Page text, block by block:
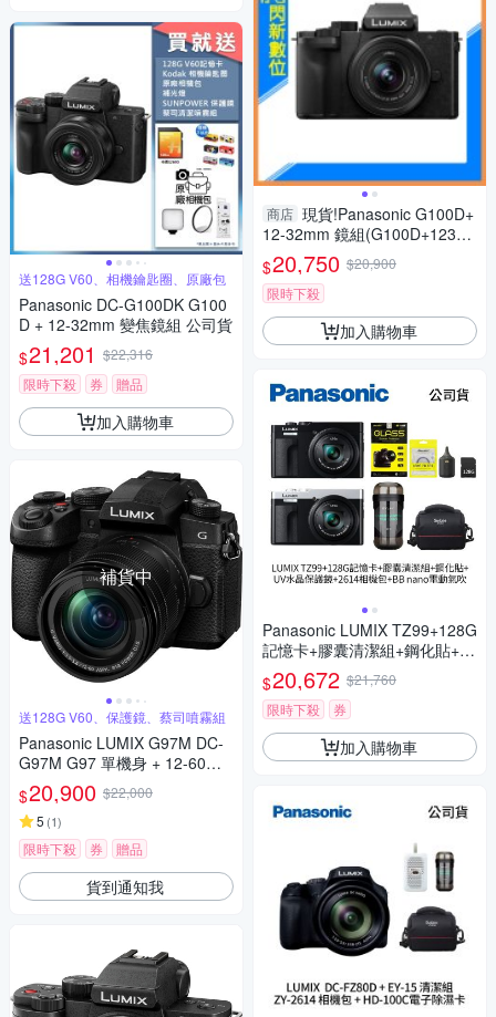
送128G V60、相機鑰匙圈、原廠包
Panasonic DC-G100DK G100
D + 12-32mm 變焦鏡組 公司貨
$21,201 $22,316
限時下殺
券 贈品
加入購物車
補貨中
送128G V60、保護鏡、蔡司噴霧組
Panasonic LUMIX G97M DC-
G97M G97 單機身 + 12-60mm
變焦鏡組 公司貨
$20,900 $22,000
5 (1)
限時下殺 券 贈品
貨到通知我
商店 現貨!Panasonic G100D+
12-32mm 鏡組(G100D+123
2，公司貨)G100
$20,750 $20,900
限時下殺
加入購物車
Panasonic LUMIX TZ99+128G
記憶卡+膠囊清潔組+鋼化貼+水
晶保護鏡+2614相機包+NITEC
ORE BB nano 迷你電動氣吹
(公司貨)
$20,672 $21,760
限時下殺
券
加入購物車